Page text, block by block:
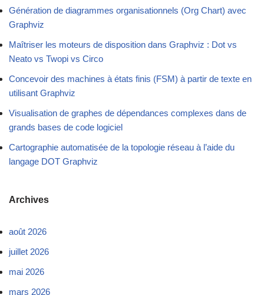
Génération de diagrammes organisationnels (Org Chart) avec
Graphviz
Maîtriser les moteurs de disposition dans Graphviz : Dot vs
Neato vs Twopi vs Circo
Concevoir des machines à états finis (FSM) à partir de texte en
utilisant Graphviz
Visualisation de graphes de dépendances complexes dans de
grands bases de code logiciel
Cartographie automatisée de la topologie réseau à l’aide du
langage DOT Graphviz
Archives
août 2026
juillet 2026
mai 2026
mars 2026